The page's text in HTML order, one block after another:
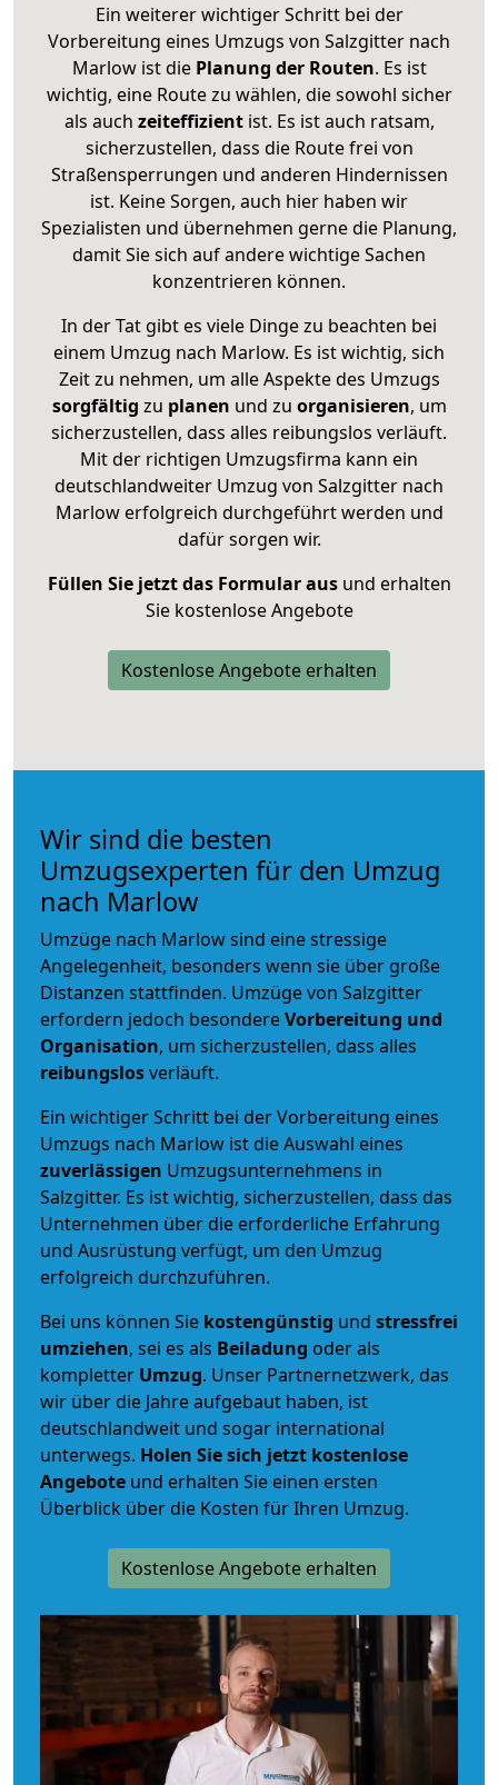
Ein weiterer wichtiger Schritt bei der
Vorbereitung eines Umzugs von Salzgitter nach
Marlow ist diePlanung der Routen. Es ist
wichtig, eine Route zu wählen, die sowohl sicher
als auch zeiteffizientist. Es ist auch ratsam,
sicherzustellen, dass die Route frei von
Straßensperrungen und anderen Hindernissen
ist. Keine Sorgen, auch hier haben wir
Spezialisten und übernehmen gerne die Planung,
damit Sie sich auf andere wichtige Sachen
konzentrieren können.
In der Tat gibt es viele Dinge zu beachten bei
einem Umzug nach Marlow. Es ist wichtig, sich
Zeit zu nehmen, um alle Aspekte des Umzugs
sorgfältig zu planen und zu organisieren, um
sicherzustellen, dass alles reibungslos verläuft.
Mit der richtigen Umzugsfirma kann ein
deutschlandweiter Umzug von Salzgitter nach
Marlow erfolgreich durchgeführt werden und
dafür sorgen wir.
Füllen Sie jetzt das Formular ausund erhalten
Sie kostenlose Angebote
Kostenlose Angebote erhalten
Wir sind die besten
Umzugsexperten für den Umzug
nach Marlow
Umzüge nach Marlow sind eine stressige
Angelegenheit, besonders wenn sie über große
Distanzen stattfinden. Umzüge von Salzgitter
erfordern jedoch besondereVorbereitung und
Organisation, um sicherzustellen, dass alles
reibungslosverläuft.
Ein wichtiger Schritt bei der Vorbereitung eines
Umzugs nach Marlow ist die Auswahl eines
zuverlässigen Umzugsunternehmens in
Salzgitter. Es ist wichtig, sicherzustellen, dass das
Unternehmen über die erforderliche Erfahrung
und Ausrüstung verfügt, um den Umzug
erfolgreich durchzuführen.
Bei uns können Sie kostengünstig und stressfrei
umziehen, sei es als Beiladung oder als
kompletter Umzug. Unser Partnernetzwerk, das
wir über die Jahre aufgebaut haben, ist
deutschlandweit und sogar international
unterwegs. Holen Sie sich jetzt kostenlose
Angebote und erhalten Sie einen ersten
Überblick über die Kosten für Ihren Umzug.
Kostenlose Angebote erhalten